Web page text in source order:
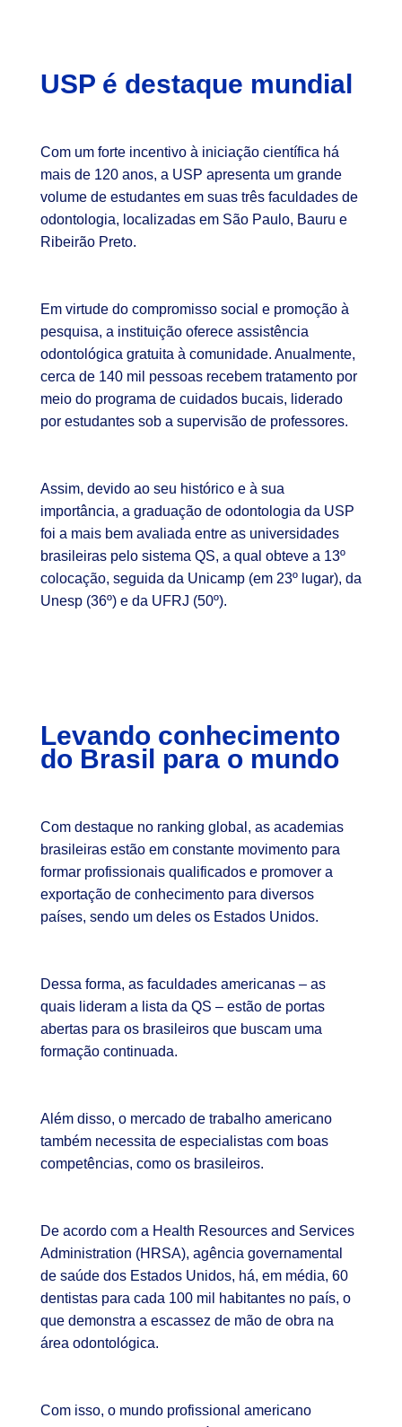
USP é destaque mundial
Com um forte incentivo à iniciação científica há
mais de 120 anos, a USP apresenta um grande
volume de estudantes em suas três faculdades de
odontologia, localizadas em São Paulo, Bauru e
Ribeirão Preto.
Em virtude do compromisso social e promoção à
pesquisa, a instituição oferece assistência
odontológica gratuita à comunidade. Anualmente,
cerca de 140 mil pessoas recebem tratamento por
meio do programa de cuidados bucais, liderado
por estudantes sob a supervisão de professores.
Assim, devido ao seu histórico e à sua
importância, a graduação de odontologia da USP
foi a mais bem avaliada entre as universidades
brasileiras pelo sistema QS, a qual obteve a 13º
colocação, seguida da Unicamp (em 23º lugar), da
Unesp (36º) e da UFRJ (50º).
Levando conhecimento
do Brasil para o mundo
Com destaque no ranking global, as academias
brasileiras estão em constante movimento para
formar profissionais qualificados e promover a
exportação de conhecimento para diversos
países, sendo um deles os Estados Unidos.
Dessa forma, as faculdades americanas – as
quais lideram a lista da QS – estão de portas
abertas para os brasileiros que buscam uma
formação continuada.
Além disso, o mercado de trabalho americano
também necessita de especialistas com boas
competências, como os brasileiros.
De acordo com a Health Resources and Services
Administration (HRSA), agência governamental
de saúde dos Estados Unidos, há, em média, 60
dentistas para cada 100 mil habitantes no país, o
que demonstra a escassez de mão de obra na
área odontológica.
Com isso, o mundo profissional americano